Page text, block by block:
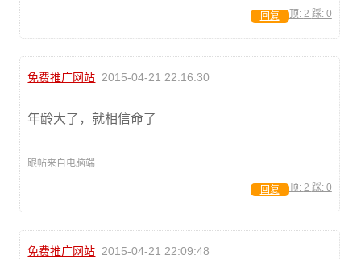
顶: 2 踩: 0
回复
免费推广网站 2015-04-21 22:16:30
年龄大了，就相信命了
跟帖来自电脑端
顶: 2 踩: 0
回复
免费推广网站 2015-04-21 22:09:48